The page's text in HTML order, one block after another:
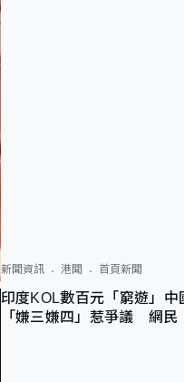
新聞資訊 港聞 首頁新聞
印度KOL數百元「窮遊」
「嫌三嫌四」惹爭議 網民